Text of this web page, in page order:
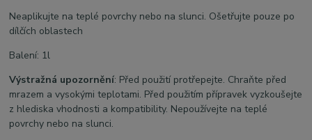
Neaplikujte na teplé povrchy nebo na slunci. Ošetřujte pouze po
dílčích oblastech
Balení: 1l
Výstražná upozornění: Před použití protřepejte. Chraňte před
mrazem a vysokými teplotami. Před použitím přípravek vyzkoušejte
z hlediska vhodnosti a kompatibility. Nepoužívejte na teplé
povrchy nebo na slunci.